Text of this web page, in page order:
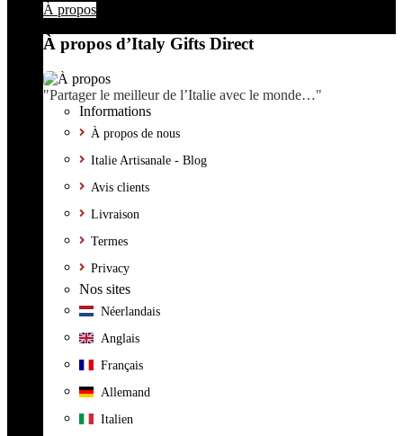
À propos
À propos d’Italy Gifts Direct
"Partager le meilleur de l’Italie avec le monde…"
Informations
À propos de nous
Italie Artisanale - Blog
Avis clients
Livraison
Termes
Privacy
Nos sites
Néerlandais
Anglais
Français
Allemand
Italien